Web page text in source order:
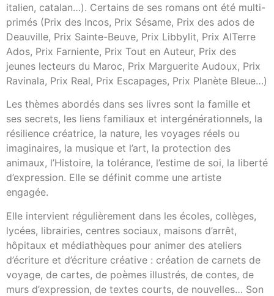
italien, catalan…). Certains de ses romans ont été multi-
primés (Prix des Incos, Prix Sésame, Prix des ados de
Deauville, Prix Sainte-Beuve, Prix Libbylit, Prix AlTerre
Ados, Prix Farniente, Prix Tout en Auteur, Prix des
jeunes lecteurs du Maroc, Prix Marguerite Audoux, Prix
Ravinala, Prix Real, Prix Escapages, Prix Planète Bleue…)
Les thèmes abordés dans ses livres sont la famille et
ses secrets, les liens familiaux et intergénérationnels, la
résilience créatrice, la nature, les voyages réels ou
imaginaires, la musique et l’art, la protection des
animaux, l’Histoire, la tolérance, l’estime de soi, la liberté
d’expression. Elle se définit comme une artiste
engagée.
Elle intervient régulièrement dans les écoles, collèges,
lycées, librairies, centres sociaux, maisons d’arrêt,
hôpitaux et médiathèques pour animer des ateliers
d’écriture et d’écriture créative : création de carnets de
voyage, de cartes, de poèmes illustrés, de contes, de
murs d’expression, de textes courts, de nouvelles… Son